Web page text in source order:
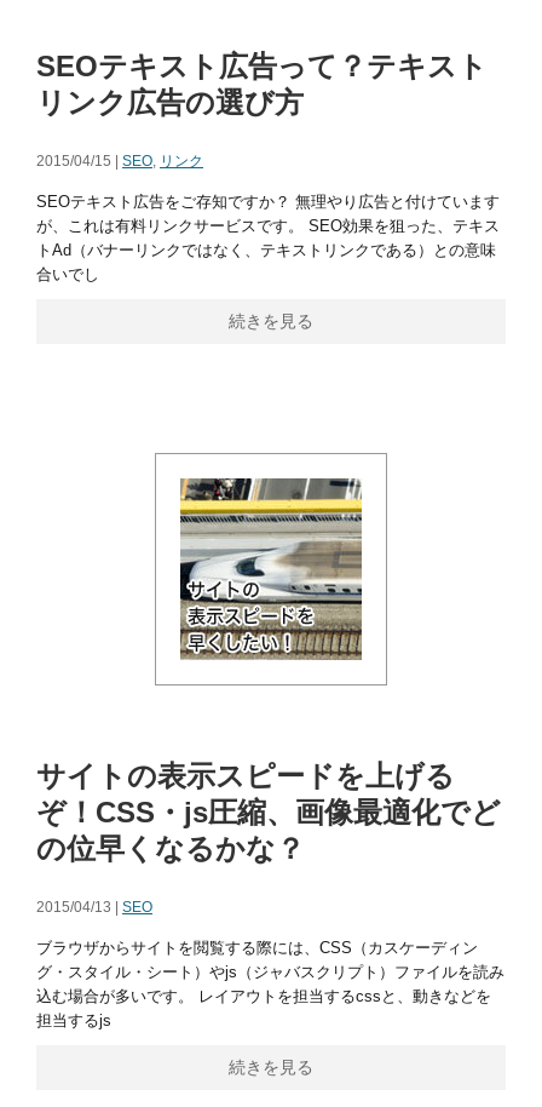
SEOテキスト広告って？テキスト
リンク広告の選び方
2015/04/15 | SEO, リンク
SEOテキスト広告をご存知ですか？ 無理やり広告と付けています
が、これは有料リンクサービスです。 SEO効果を狙った、テキス
トAd（バナーリンクではなく、テキストリンクである）との意味
合いでし
続きを見る
サイトの表示スピードを上げる
ぞ！CSS・js圧縮、画像最適化でど
の位早くなるかな？
2015/04/13 | SEO
ブラウザからサイトを閲覧する際には、CSS（カスケーディン
グ・スタイル・シート）やjs（ジャバスクリプト）ファイルを読み
込む場合が多いです。 レイアウトを担当するcssと、動きなどを
担当するjs
続きを見る